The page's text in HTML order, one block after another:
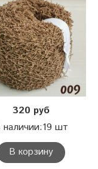
320 руб
наличии:19 шт
В корзину